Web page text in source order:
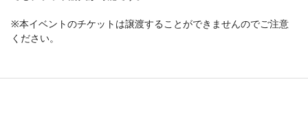
※本イベントのチケットは譲渡することができませんのでご注意
ください。